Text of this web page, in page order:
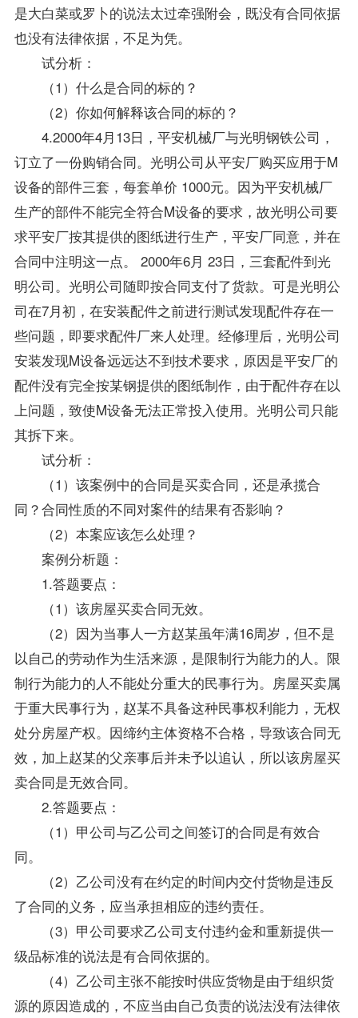
是大白菜或罗卜的说法太过牵强附会，既没有合同依据
也没有法律依据，不足为凭。
试分析：
（1）什么是合同的标的？
（2）你如何解释该合同的标的？
4.2000年4月13日，平安机械厂与光明钢铁公司，
订立了一份购销合同。光明公司从平安厂购买应用于M
设备的部件三套，每套单价 1000元。因为平安机械厂
生产的部件不能完全符合M设备的要求，故光明公司要
求平安厂按其提供的图纸进行生产，平安厂同意，并在
合同中注明这一点。 2000年6月 23日，三套配件到光
明公司。光明公司随即按合同支付了货款。可是光明公
司在7月初，在安装配件之前进行测试发现配件存在一
些问题，即要求配件厂来人处理。经修理后，光明公司
安装发现M设备远远达不到技术要求，原因是平安厂的
配件没有完全按某钢提供的图纸制作，由于配件存在以
上问题，致使M设备无法正常投入使用。光明公司只能
其拆下来。
试分析：
（1）该案例中的合同是买卖合同，还是承揽合
同？合同性质的不同对案件的结果有否影响？
（2）本案应该怎么处理？
案例分析题：
1.答题要点：
（1）该房屋买卖合同无效。
（2）因为当事人一方赵某虽年满16周岁，但不是
以自己的劳动作为生活来源，是限制行为能力的人。限
制行为能力的人不能处分重大的民事行为。房屋买卖属
于重大民事行为，赵某不具备这种民事权利能力，无权
处分房屋产权。因缔约主体资格不合格，导致该合同无
效，加上赵某的父亲事后并未予以追认，所以该房屋买
卖合同是无效合同。
2.答题要点：
（1）甲公司与乙公司之间签订的合同是有效合
同。
（2）乙公司没有在约定的时间内交付货物是违反
了合同的义务，应当承担相应的违约责任。
（3）甲公司要求乙公司支付违约金和重新提供一
级品标准的说法是有合同依据的。
（4）乙公司主张不能按时供应货物是由于组织货
源的原因造成的，不应当由自己负责的说法没有法律依